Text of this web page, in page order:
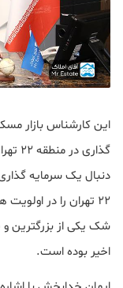
این کارشناس بازار
دنبال یک سرمایه
شک یکی از بزرگترین
اخیر بوده است.